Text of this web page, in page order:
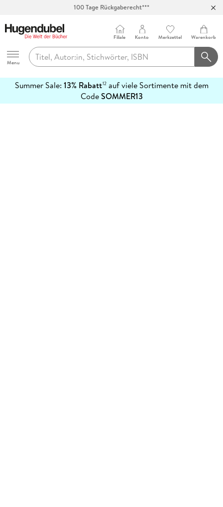
100 Tage Rückgaberecht***
Hugendubel
Menu
Filiale Konto Merkzettel Warenkorb
Summer Sale: 13% Rabatt12auf viele Sortimente mit dem
CodeSOMMER13
erfahren